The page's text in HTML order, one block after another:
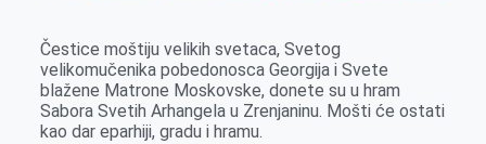
Čestice moštiju velikih svetaca, Svetog
velikomučenika pobedonosca Georgija i Svete
blažene Matrone Moskovske, donete su u hram
Sabora Svetih Arhangela u Zrenjaninu. Mošti će ostati
kao dar eparhiji, gradu i hramu.